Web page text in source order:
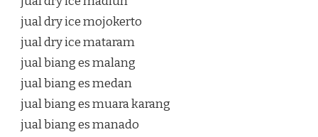
jual dry ice mojokerto
jual dry ice mataram
jual biang es malang
jual biang es medan
jual biang es muara karang
jual biang es manado